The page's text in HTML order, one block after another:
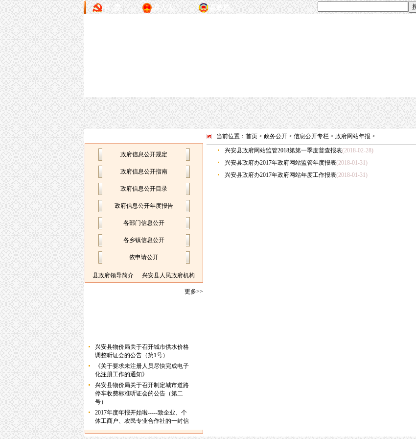
县 委 县人大 县政协
政府信息公开规定
政府信息公开指南
政府信息公开目录
政府信息公开年度报告
各部门信息公开
各乡镇信息公开
依申请公开
县政府领导简介 兴安县人民政府机构
更多>>
兴安县物价局关于召开城市供水价格
调整听证会的公告（第1号）
《关于要求未注册人员尽快完成电子
化注册工作的通知》
兴安县物价局关于召开制定城市道路
停车收费标准听证会的公告（第二
号）
2017年度年报开始啦-----致企业、个
体工商户、农民专业合作社的一封信
兴安县物价局关于召开城市道路停车
当前位置： 首页 > 政务公开 > 信息公开专栏 > 政府网站年报 >
兴安县政府网站监管2018第第一季度普查报表(2018-02-28)
兴安县政府办2017年政府网站监管年度报表(2018-01-31)
兴安县政府办2017年政府网站年度工作报表(2018-01-31)